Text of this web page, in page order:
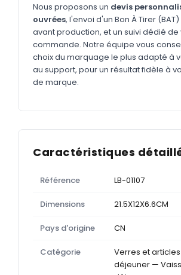
Technologie
Vêtements
Outils & porte-clés
Cuisine
Nous proposons un devis
ouvrées, l'envoi d'un Bon À Tirer
avant production, et un suivi dédié de
commande. Notre équipe vous
choix du marquage le plus adapté à
au support, pour un résultat fidèle à
de marque.
Caractéristiques
Référence LB-01107
Dimensions 21.5X12X6.6CM
Pays d'origine CN
Catégorie
Verres et
déjeuner —